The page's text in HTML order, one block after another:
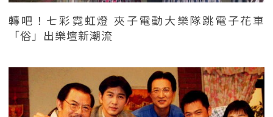
轉吧！七彩霓虹燈 夾子電動大樂隊跳電子花車
「俗」出樂壇新潮流